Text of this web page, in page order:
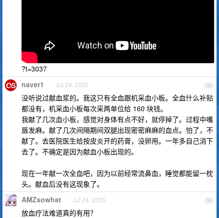
?t=3037
33
naver1 Jul 24, 2025
没听说过献血浆的。我这只有全血跟机采血小板。全血什么补贴
都没有，机采血小板每次采两单位给 160 块钱。
我献了几次血小板，感觉对身体有点不好，就停掉了。过程中嘴
唇发麻。献了几次间隔期间双腿出现密密麻麻的血点。怕了，不
献了。去医院医生给按皮炎开的药膏，没卵用。一年多自己消下
去了。不确定是因为献血小板出现的。
现在一年献一次全血吧，因为以前经常流鼻血，睡觉都能留一枕
头。献血后没有这现象了。
34
AMZsowhat Jul 24, 2025
放血疗法难道真的有用？